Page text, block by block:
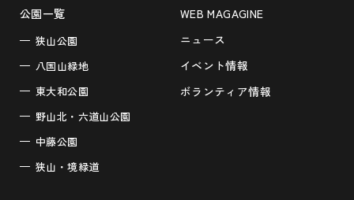
公園一覧
狭山公園
八国山緑地
東大和公園
野山北・六道山公園
中藤公園
狭山・境緑道
WEB MAGAGINE
ニュース
イベント情報
ボランティア情報